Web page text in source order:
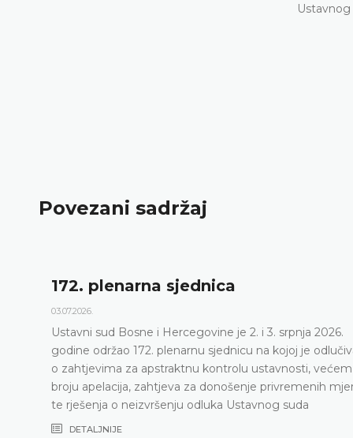
Povezani sadržaj
srpnja 2026.
je odlučivao
većem
mjera
Dnevni red 172.
Ustavni sud Bosne i Hercegovine
sjednicu 2. i 3. srpnja 2026. godine
DETALJNIJE